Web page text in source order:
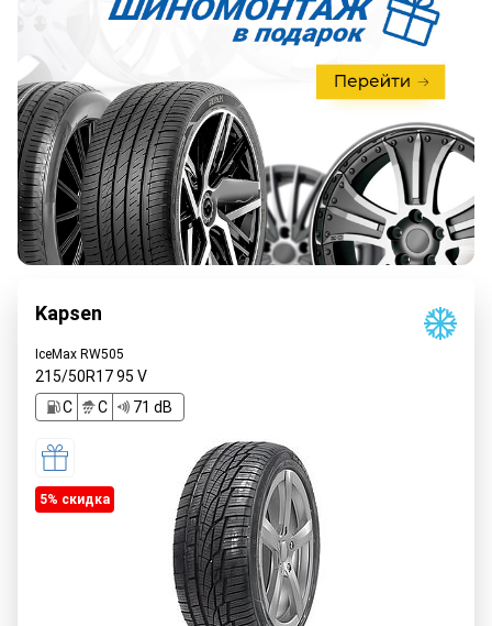
Kapsen
IceMax RW505
215/50R1795 V
C
C 71 dB
5% cкидка